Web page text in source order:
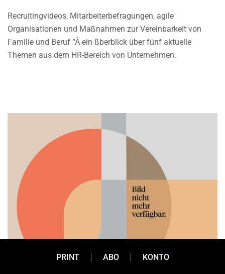
Recruitingvideos, Mitarbeiterbefragungen, agile
Organisationen und Maßnahmen zur Vereinbarkeit von
Familie und Beruf “Â ein ßberblick über fünf aktuelle
Themen aus dem HR-Bereich von Unternehmen.
PRINT ABO KONTO